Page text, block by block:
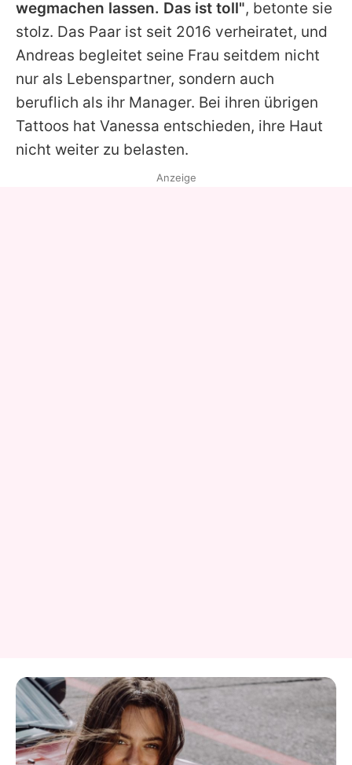
wegmachen lassen. Das ist toll", betonte sie
stolz. Das Paar ist seit 2016 verheiratet, und
Andreas begleitet seine Frau seitdem nicht
nur als Lebenspartner, sondern auch
beruflich als ihr Manager. Bei ihren übrigen
Tattoos hat Vanessa entschieden, ihre Haut
nicht weiter zu belasten.
Anzeige